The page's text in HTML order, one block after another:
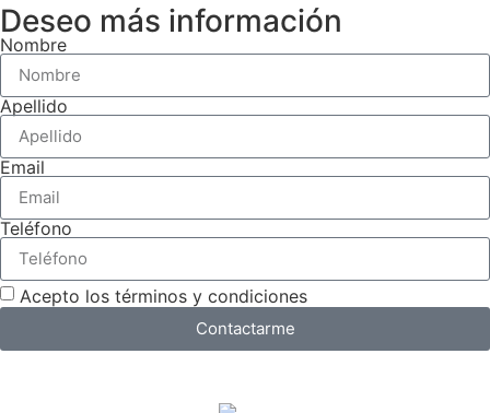
Deseo más información
Nombre
Apellido
Email
Teléfono
Acepto los términos y condiciones
Contactarme